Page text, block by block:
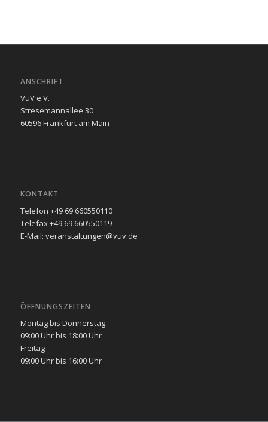
ANSCHRIFT
VuV e.V.
Stresemannallee 30
60596 Frankfurt am Main
KONTAKT
Telefon +49 69 660550110
Telefax +49 69 660550119
E-Mail: veranstaltungen@vuv.de
ÖFFNUNGSZEITEN
Montag bis Donnerstag
09:00 Uhr bis 18:00 Uhr
Freitag
09:00 Uhr bis 16:00 Uhr